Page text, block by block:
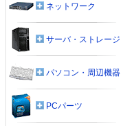
ネットワーク
サーバ・ストレージ
パソコン・周辺機器
PCパーツ